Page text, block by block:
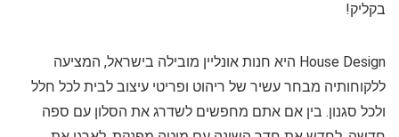
בקליק!
House Design היא חנות אונליין מובילה בישראל, המציעה
ללקוחותיה מבחר עשיר של ריהוט ופריטי עיצוב לבית לכל חלל
ולכל סגנון. בין אם אתם מחפשים לשדרג את הסלון עם ספה